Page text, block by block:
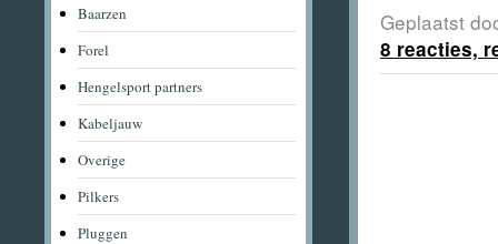
Geplaatst
8 reacties,
Baarzen
Forel
Hengelsport partners
Kabeljauw
Overige
Pilkers
Pluggen